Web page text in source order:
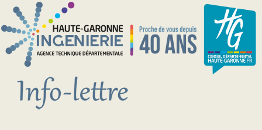
Aller au contenu principal